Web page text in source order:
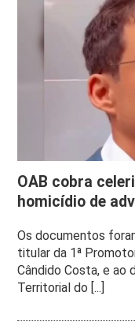
OAB cobra
homicídio de
Os documentos
titular da 1ª
Cândido Costa, e ao
Territorial do [...]